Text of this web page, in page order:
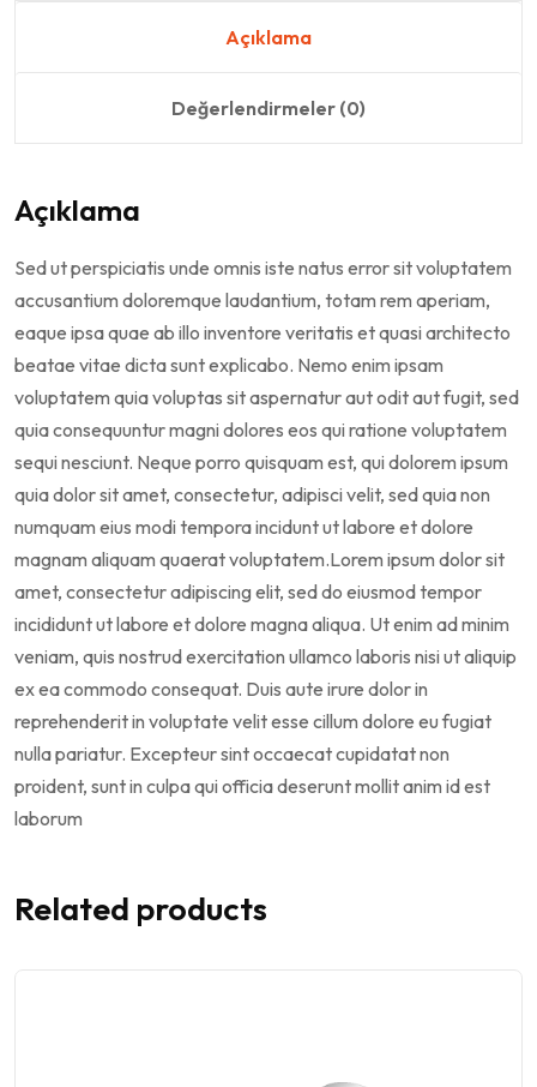
Açıklama
Değerlendirmeler (0)
Açıklama
Sed ut perspiciatis unde omnis iste natus error sit voluptatem
accusantium doloremque laudantium, totam rem aperiam,
eaque ipsa quae ab illo inventore veritatis et quasi architecto
beatae vitae dicta sunt explicabo. Nemo enim ipsam
voluptatem quia voluptas sit aspernatur aut odit aut fugit, sed
quia consequuntur magni dolores eos qui ratione voluptatem
sequi nesciunt. Neque porro quisquam est, qui dolorem ipsum
quia dolor sit amet, consectetur, adipisci velit, sed quia non
numquam eius modi tempora incidunt ut labore et dolore
magnam aliquam quaerat voluptatem.Lorem ipsum dolor sit
amet, consectetur adipiscing elit, sed do eiusmod tempor
incididunt ut labore et dolore magna aliqua. Ut enim ad minim
veniam, quis nostrud exercitation ullamco laboris nisi ut aliquip
ex ea commodo consequat. Duis aute irure dolor in
reprehenderit in voluptate velit esse cillum dolore eu fugiat
nulla pariatur. Excepteur sint occaecat cupidatat non
proident, sunt in culpa qui officia deserunt mollit anim id est
laborum
Related products